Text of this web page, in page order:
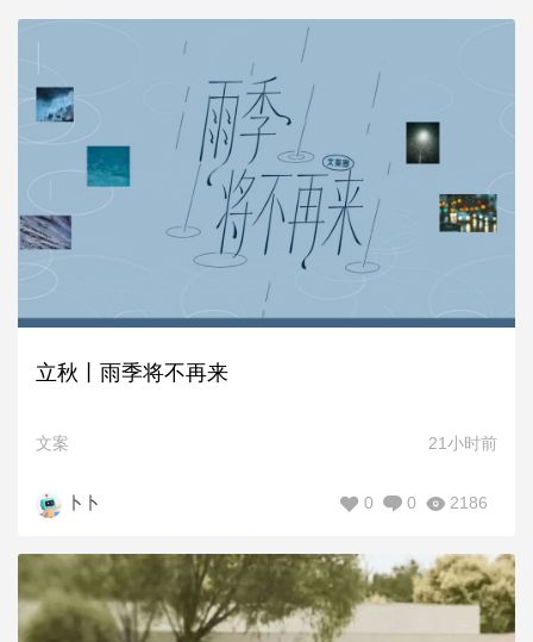
立秋丨雨季将不再来
文案 21小时前
卜卜 2186
0
0